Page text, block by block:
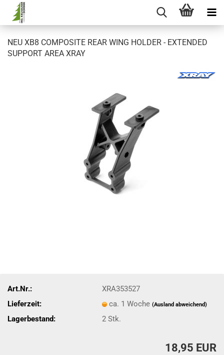
NEU XB8 COMPOSITE REAR WING HOLDER - EXTENDED
SUPPORT AREA XRAY
Art.Nr.:
XRA353527
Lieferzeit:
ca. 1 Woche(Ausland abweichend)
Lagerbestand: 2Stk.
18,95 EUR